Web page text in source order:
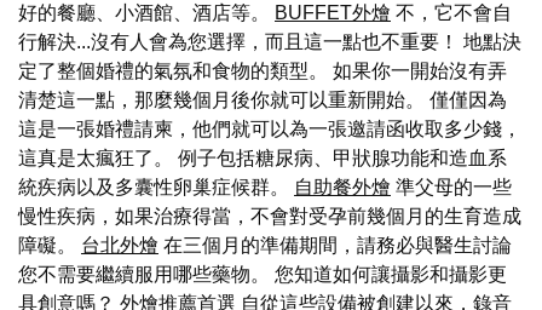
好的餐廳、小酒館、酒店等。
BUFFET外燴 不，它不會自
行解決...沒有人會為您選擇，而且這一點也不重要！ 地點決
定了整個婚禮的氣氛和食物的類型。 如果你一開始沒有弄
清楚這一點，那麼幾個月後你就可以重新開始。 僅僅因為
這是一張婚禮請柬，他們就可以為一張邀請函收取多少錢，
這真是太瘋狂了。 例子包括糖尿病、甲狀腺功能和造血系
統疾病以及多囊性卵巢症候群。
自助餐外燴 準父母的一些
慢性疾病，如果治療得當，不會對受孕前幾個月的生育造成
障礙。 台北外燴 在三個月的準備期間，請務必與醫生討論
您不需要繼續服用哪些藥物。 您知道如何讓攝影和攝影更
具創意嗎？ 外燴推薦首選 自從這些設備被創建以來，錄音